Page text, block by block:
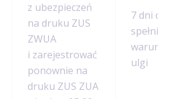
z ubezpieczeń
na druku ZUS
ZWUA
i zarejestrować
ponownie na
druku ZUS ZUA
7 dni od
ulgi